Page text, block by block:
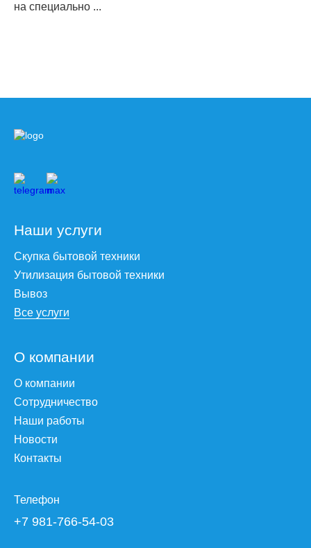
на специально ...
Наши услуги
Скупка бытовой техники
Утилизация бытовой техники
Вывоз
Все услуги
О компании
О компании
Сотрудничество
Наши работы
Новости
Контакты
Телефон
+7 981-766-54-03